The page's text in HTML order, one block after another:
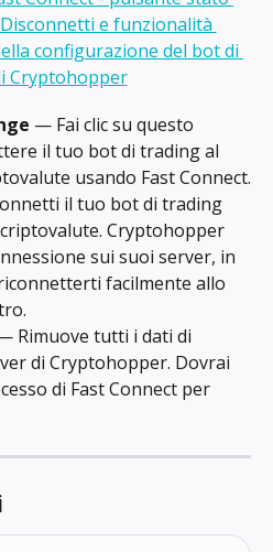
— Fai clic su questo
il tuo bot di trading al
usando Fast Connect.
il tuo bot di trading
Cryptohopper
sui suoi server, in
facilmente allo
Rimuove tutti i dati di
di Cryptohopper. Dovrai
di Fast Connect per